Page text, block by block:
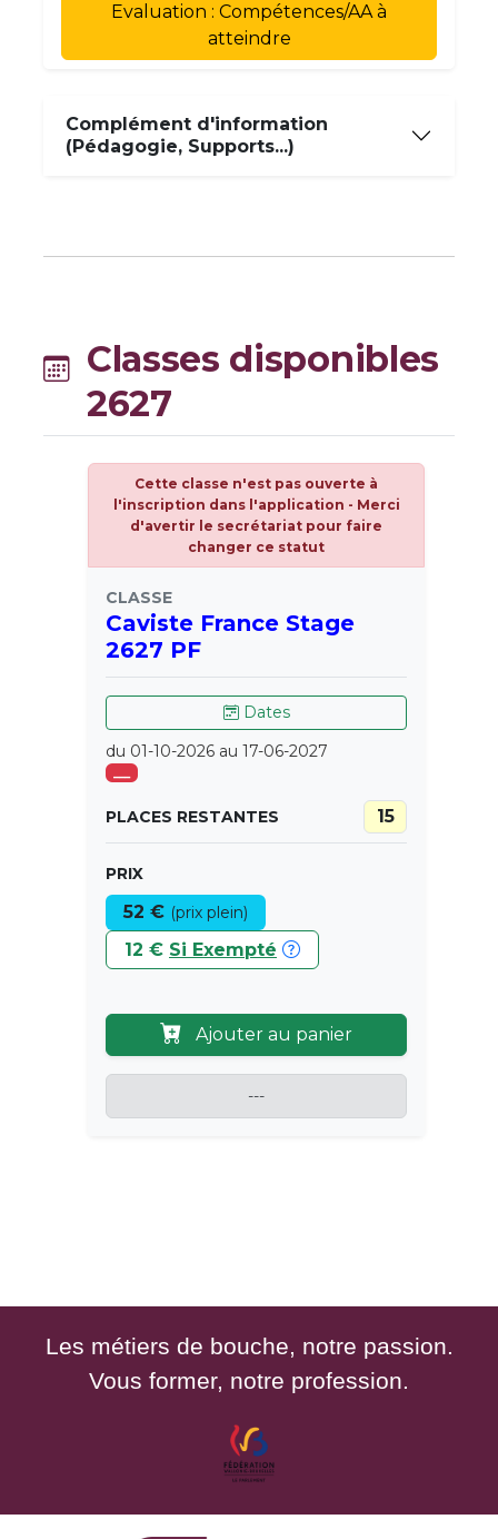
Evaluation : Compétences/AA à
atteindre
Complément d'information
(Pédagogie, Supports...)
Classes disponibles
2627
Cette classe n'est pas ouverte à
l'inscription dans l'application - Merci
d'avertir le secrétariat pour faire
changer ce statut
CLASSE
Caviste France Stage
2627 PF
Dates
du 01-10-2026 au 17-06-2027
___
PLACES RESTANTES 15
PRIX
52 € (prix plein)
12 € Si Exempté
Ajouter au panier
---
Les métiers de bouche, notre passion.
Vous former, notre profession.